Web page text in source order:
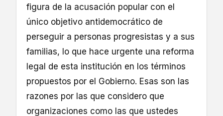
figura de la acusación popular con el
único objetivo antidemocrático de
perseguir a personas progresistas y a sus
familias, lo que hace urgente una reforma
legal de esta institución en los términos
propuestos por el Gobierno. Esas son las
razones por las que considero que
organizaciones como las que ustedes